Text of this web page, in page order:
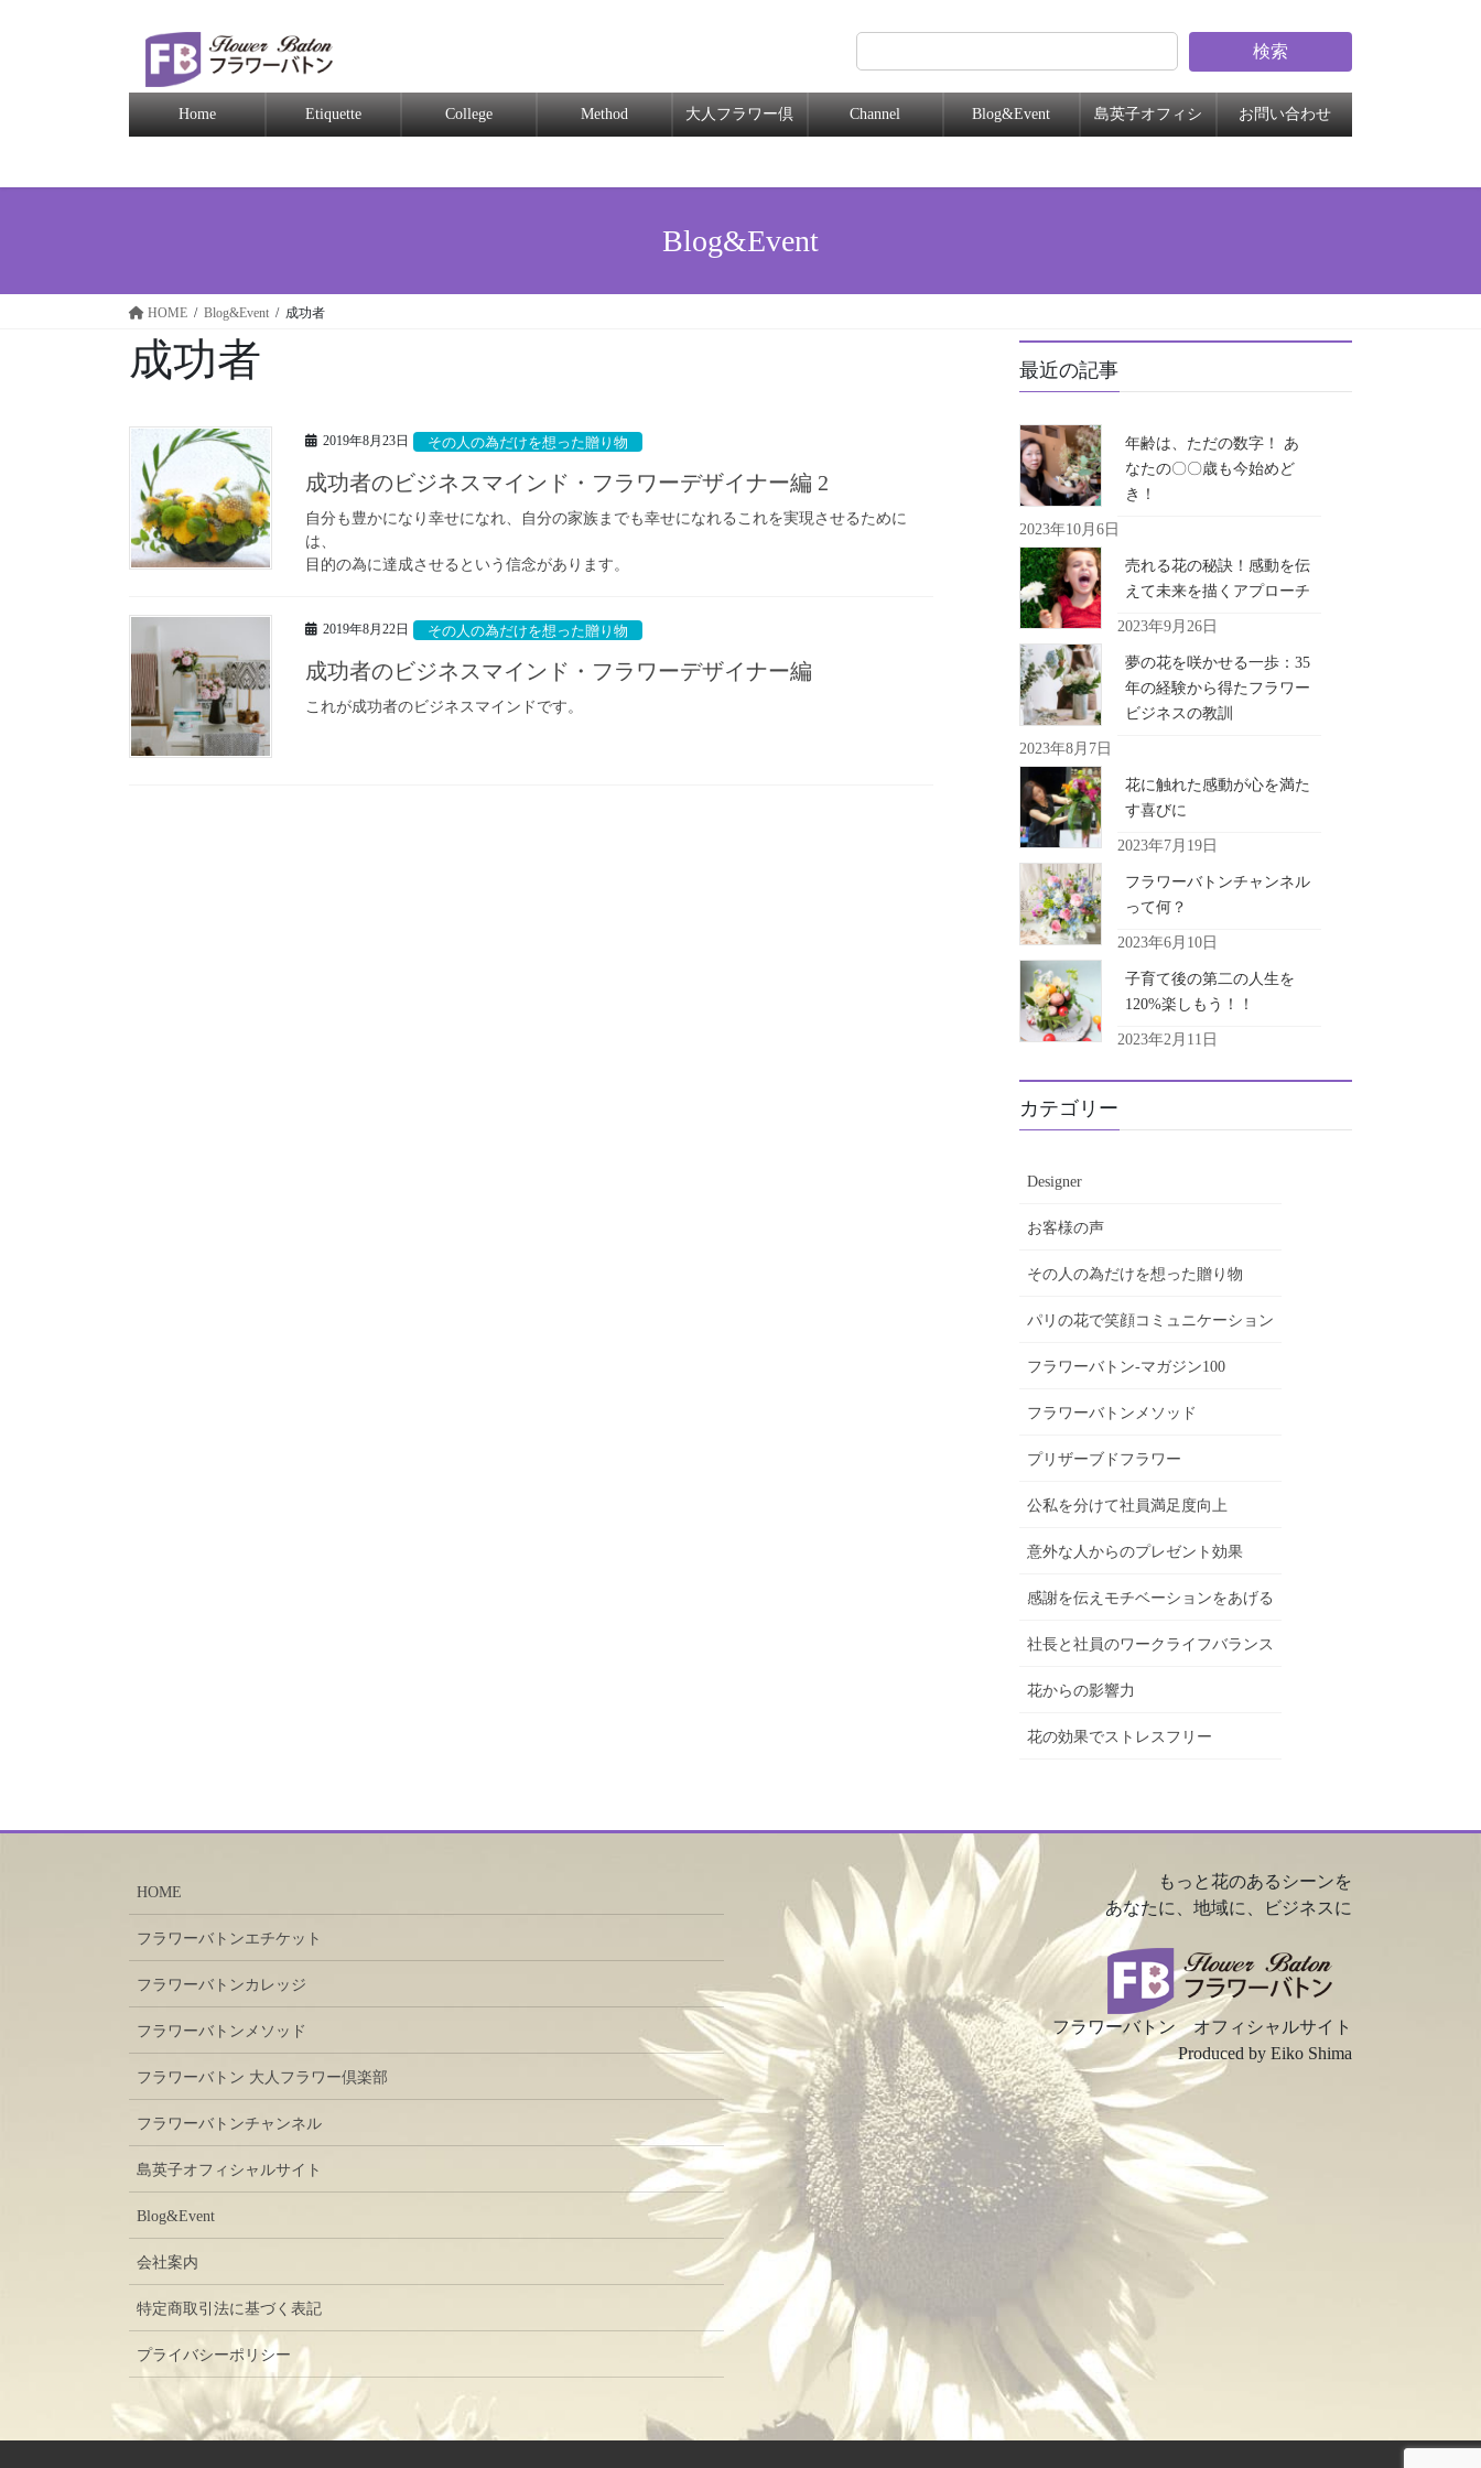
検索
Home Etiquette College Method 大人フラワー倶 Channel Blog&Event 島英子オフィシ お問い合わせ
Blog&Event
HOME Blog&Event 成功者
成功者
2019年8月23日 その人の為だけを想った贈り物
成功者のビジネスマインド・フラワーデザイナー編 2
自分も豊かになり幸せになれ、自分の家族までも幸せになれるこれを実現させるために
は、
目的の為に達成させるという信念があります。
2019年8月22日 その人の為だけを想った贈り物
成功者のビジネスマインド・フラワーデザイナー編
これが成功者のビジネスマインドです。
最近の記事
年齢は、ただの数字！ あ
なたの〇〇歳も今始めど
き！
2023年10月6日
売れる花の秘訣！感動を伝
えて未来を描くアプローチ
2023年9月26日
夢の花を咲かせる一歩：35
年の経験から得たフラワー
ビジネスの教訓
2023年8月7日
花に触れた感動が心を満た
す喜びに
2023年7月19日
フラワーバトンチャンネル
って何？
2023年6月10日
子育て後の第二の人生を
120%楽しもう！！
2023年2月11日
カテゴリー
Designer
お客様の声
その人の為だけを想った贈り物
パリの花で笑顔コミュニケーション
フラワーバトン-マガジン100
フラワーバトンメソッド
プリザーブドフラワー
公私を分けて社員満足度向上
意外な人からのプレゼント効果
感謝を伝えモチベーションをあげる
社長と社員のワークライフバランス
花からの影響力
花の効果でストレスフリー
HOME
フラワーバトンエチケット
フラワーバトンカレッジ
フラワーバトンメソッド
フラワーバトン 大人フラワー倶楽部
フラワーバトンチャンネル
島英子オフィシャルサイト
Blog&Event
会社案内
特定商取引法に基づく表記
プライバシーポリシー
もっと花のあるシーンを
あなたに、地域に、ビジネスに
フラワーバトン オフィシャルサイト
Produced by Eiko Shima